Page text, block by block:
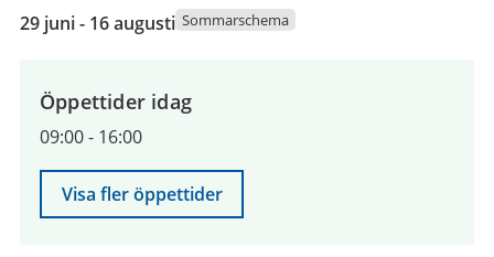
29
juni
augusti
2026
29 juni - 16 augusti Sommarschema
Öppettider idag
09:00- 16:00
Visa fler öppettider